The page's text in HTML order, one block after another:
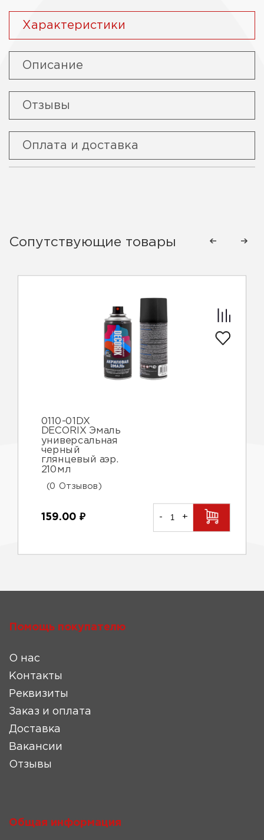
Характеристики
Описание
Отзывы
Оплата и доставка
Сопутствующие товары
0110-01DX
DECORIX Эмаль
универсальная
черный
глянцевый аэр.
210мл
(0 Отзывов)
159.00 ₽ - +
Помощь покупателю
О нас
Контакты
Реквизиты
Заказ и оплата
Доставка
Вакансии
Отзывы
Общая информация